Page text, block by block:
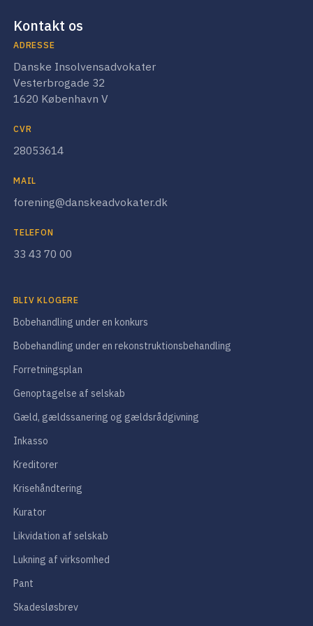
Kontakt os
ADRESSE
Danske Insolvensadvokater
Vesterbrogade 32
1620 København V
CVR
28053614
MAIL
forening@danskeadvokater.dk
TELEFON
33 43 70 00
BLIV KLOGERE
Bobehandling under en konkurs
Bobehandling under en rekonstruktionsbehandling
Forretningsplan
Genoptagelse af selskab
Gæld, gældssanering og gældsrådgivning
Inkasso
Kreditorer
Krisehåndtering
Kurator
Likvidation af selskab
Lukning af virksomhed
Pant
Skadesløsbrev